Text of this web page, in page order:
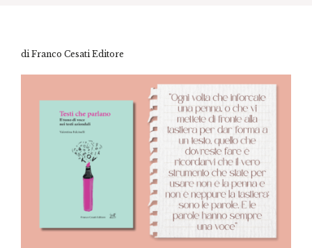
di Franco Cesati Editore